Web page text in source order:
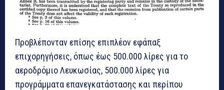
Προβλέπονταν επίσης επιπλέον εφάπαξ
επιχορηγήσεις, όπως έως 500.000 λίρες για το
αεροδρόμιο Λευκωσίας, 500.000 λίρες για
προγράμματα επανεγκατάστασης και περίπου